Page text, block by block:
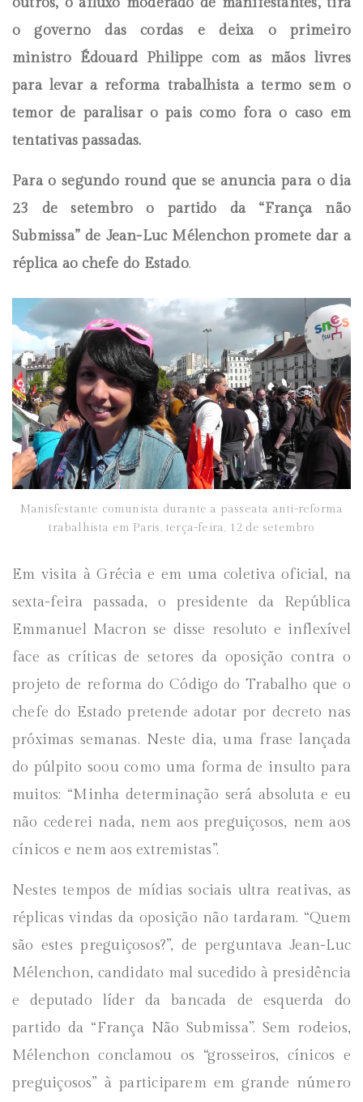
o governo das cordas e deixa o primeiro
ministro Édouard Philippe com as mãos livres
para levar a reforma trabalhista a termo sem o
temor de paralisar o pais como fora o caso em
tentativas passadas.
Para o segundo round que se anuncia para o dia
23 de setembro o partido da “França não
Submissa” de Jean-Luc Mélenchon promete dar a
réplica ao chefe do Estado.
Manisfestante comunista durante a passeata anti-reforma
trabalhista em Paris, terça-feira, 12 de setembro
Em visita à Grécia e em uma coletiva oficial, na
sexta-feira passada, o presidente da República
Emmanuel Macron se disse resoluto e inflexível
face as críticas de setores da oposição contra o
projeto de reforma do Código do Trabalho que o
chefe do Estado pretende adotar por decreto nas
próximas semanas. Neste dia, uma frase lançada
do púlpito soou como uma forma de insulto para
muitos: “Minha determinação será absoluta e eu
não cederei nada, nem aos preguiçosos, nem aos
cínicos e nem aos extremistas”.
Nestes tempos de mídias sociais ultra reativas, as
réplicas vindas da oposição não tardaram. “Quem
são estes preguiçosos?”, de perguntava Jean-Luc
Mélenchon, candidato mal sucedido à presidência
e deputado líder da bancada de esquerda do
partido da “França Não Submissa”. Sem rodeios,
Mélenchon conclamou os “grosseiros, cínicos e
preguiçosos” à participarem em grande número